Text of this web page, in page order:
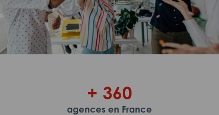
+ 360
agences en France